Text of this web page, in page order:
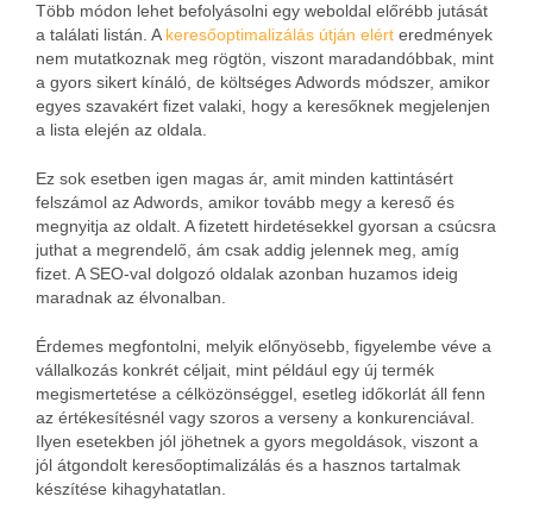
Több módon lehet befolyásolni egy weboldal előrébb jutását
a találati listán. A keresőoptimalizálás útján elért eredmények
nem mutatkoznak meg rögtön, viszont maradandóbbak, mint
a gyors sikert kínáló, de költséges Adwords módszer, amikor
egyes szavakért fizet valaki, hogy a keresőknek megjelenjen
a lista elején az oldala.
Ez sok esetben igen magas ár, amit minden kattintásért
felszámol az Adwords, amikor tovább megy a kereső és
megnyitja az oldalt. A fizetett hirdetésekkel gyorsan a csúcsra
juthat a megrendelő, ám csak addig jelennek meg, amíg
fizet. A SEO-val dolgozó oldalak azonban huzamos ideig
maradnak az élvonalban.
Érdemes megfontolni, melyik előnyösebb, figyelembe véve a
vállalkozás konkrét céljait, mint például egy új termék
megismertetése a célközönséggel, esetleg időkorlát áll fenn
az értékesítésnél vagy szoros a verseny a konkurenciával.
Ilyen esetekben jól jöhetnek a gyors megoldások, viszont a
jól átgondolt keresőoptimalizálás és a hasznos tartalmak
készítése kihagyhatatlan.